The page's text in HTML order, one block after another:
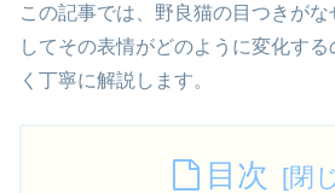
この記事では、野良猫の目つきが
してその表情がどのように変化す
く丁寧に解説します。
目次